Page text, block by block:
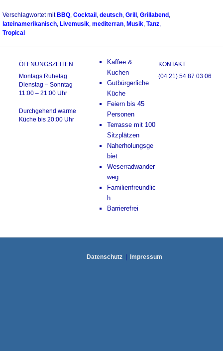
Verschlagwortet mit BBQ, Cocktail , deutsch, Grill , Grillabend ,
lateinamerikanisch, Livemusik, mediterran, Musik, Tanz,
Tropical
ÖFFNUNGSZEITEN
Montags Ruhetag
Dienstag – Sonntag
11:00 – 21:00 Uhr
Durchgehend warme
Küche bis 20:00 Uhr
Kaffee &
Kuchen
Gutbürgerliche
Küche
Feiern bis 45
Personen
Terrasse mit 100
Sitzplätzen
Naherholungsge
biet
Weserradwander
weg
Familienfreundlic
h
Barrierefrei
KONTAKT
(04 21) 54 87 03 06
Datenschutz Impressum